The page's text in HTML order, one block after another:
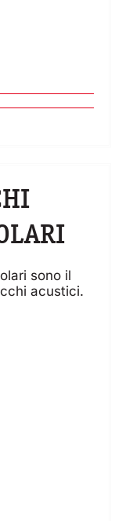
sono il
acustici.